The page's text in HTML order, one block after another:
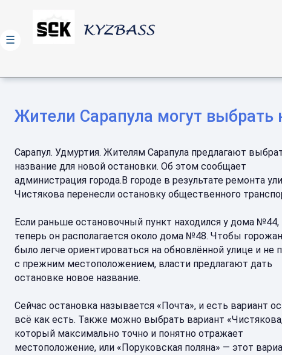
Жители Сарапула могут выбрать
Сарапул. Удмуртия. Жителям Сарапула предлагают
название для новой остановки. Об этом сообщает
администрация города.В городе в результате ремонта
Чистякова перенесли остановку общественного
Если раньше остановочный пункт находился у дома №44,
теперь он располагается около дома №48. Чтобы
было легче ориентироваться на обновлённой улице и не
с прежним местоположением, власти предлагают дать
остановке новое название.
Сейчас остановка называется «Почта», и есть вариант
всё как есть. Также можно выбрать вариант
который максимально точно и понятно отражает
местоположение, или «Поруковская поляна» — этот
☰